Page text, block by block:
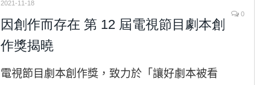
2021-11-18
0
因創作而存在 第 12 屆電視節目劇本創
作獎揭曉
電視節目劇本創作獎，致力於「讓好劇本被看